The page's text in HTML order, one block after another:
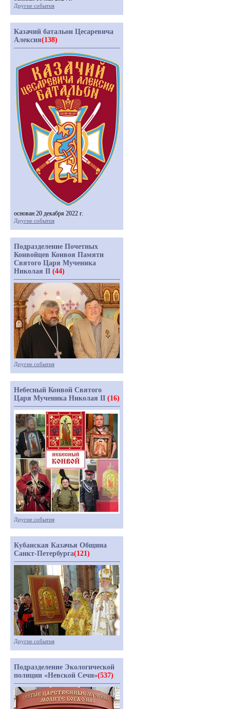
Другие события
Казачий батальон Цесаревича
Алексия(138)
основан 20 декабря 2022 г.
Другие события
Подразделение Почетных
Конвойцев Конвоя Памяти
Святого Царя Мученика
Николая II (44)
Другие события
Небесный Конвой Святого
Царя Мученика Николая II (16)
Другие события
Кубанская Казачья Община
Санкт-Петербурга(121)
Другие события
Подразделение Экологической
полиции «Невской Сечи»(537)